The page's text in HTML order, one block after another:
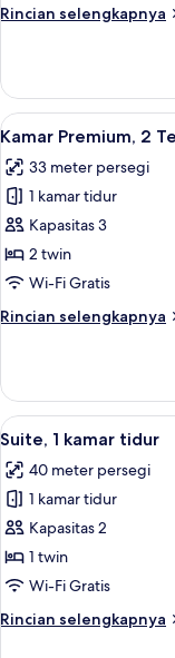
Tidur
Rincian selengkapnya
Rincian
Kamar
Standar,
1
Tidur
King
Lihat
semua
foto
untuk
Kamar
Premium,
2
Tidur
4
Kamar Premium, 2
33 meter persegi
1 kamar tidur
Kapasitas 3
2 twin
Wi-Fi Gratis
Rincian selengkapnya
Rincian
Kamar
Premium,
2
Tidur
Twin
Lihat
semua
foto
untuk
Suite,
1
kamar
5
Suite, 1 kamar tidur
40 meter persegi
1 kamar tidur
Kapasitas 2
1 twin
Wi-Fi Gratis
Rincian selengkapnya
Rincian